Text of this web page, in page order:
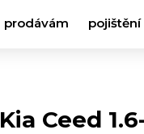
prodávám pojištění
Kia Ceed